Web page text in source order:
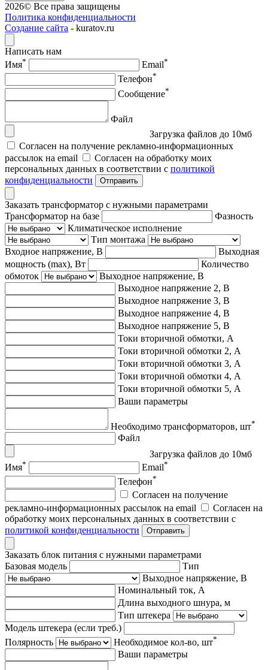
2026© Все права защищены
Политика конфиденциальности
Создание сайта - kuratov.ru
Написать нам
Имя* Email*
Телефон*
Сообщение*
Файл
Загрузка файлов до 10мб
Согласен на получение рекламно-информационных
рассылок на email
Согласен на обработку моих
персональных данных в соответствии с политикой
конфиденциальности
Отправить
Заказать трансформатор с нужными параметрами
Трансформатор на базе
Фазность
Климатическое исполнение
Тип монтажа
Входное напряжение, В
Выходная
мощность (max), Вт
Количество
обмоток
Выходное напряжение, В
Выходное напряжение 2, В
Выходное напряжение 3, В
Выходное напряжение 4, В
Выходное напряжение 5, В
Токи вторичной обмотки, А
Токи вторичной обмотки 2, А
Токи вторичной обмотки 3, А
Токи вторичной обмотки 4, А
Токи вторичной обмотки 5, А
Ваши параметры
Необходимо трансформаторов, шт*
Файл
Загрузка файлов до 10мб
Имя* Email*
Телефон*
Согласен на получение
рекламно-информационных рассылок на email
Согласен на
обработку моих персональных данных в соответствии с
политикой конфиденциальности
Отправить
Заказать блок питания с нужными параметрами
Базовая модель
Тип
Выходное напряжение, В
Номинальный ток, А
Длина выходного шнура, м
Тип штекера
Модель штекера (если треб.)
Полярность
Необходимое кол-во, шт*
Ваши параметры